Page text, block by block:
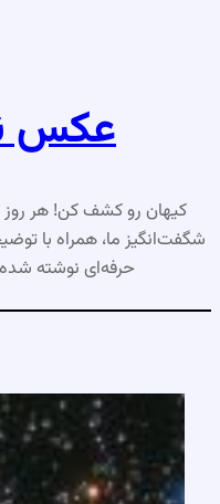
عکس
کیهان رو کشف کن! هر
شگفت‌انگیز ما، همراه با
حرفه‌ای نوشته